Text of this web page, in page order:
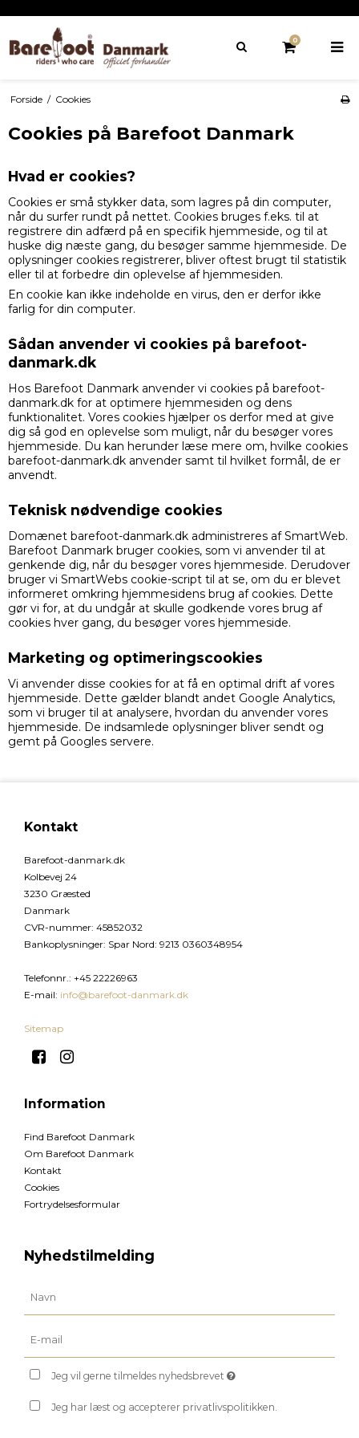
0
Forside / Cookies
Cookies på Barefoot Danmark
Hvad er cookies?
Cookies er små stykker data, som lagres på din computer,
når du surfer rundt på nettet. Cookies bruges f.eks. til at
registrere din adfærd på en specifik hjemmeside, og til at
huske dig næste gang, du besøger samme hjemmeside. De
oplysninger cookies registrerer, bliver oftest brugt til statistik
eller til at forbedre din oplevelse af hjemmesiden.
En cookie kan ikke indeholde en virus, den er derfor ikke
farlig for din computer.
Sådan anvender vi cookies på barefoot-
danmark.dk
Hos Barefoot Danmark anvender vi cookies på barefoot-
danmark.dk for at optimere hjemmesiden og dens
funktionalitet. Vores cookies hjælper os derfor med at give
dig så god en oplevelse som muligt, når du besøger vores
hjemmeside. Du kan herunder læse mere om, hvilke cookies
barefoot-danmark.dk anvender samt til hvilket formål, de er
anvendt.
Teknisk nødvendige cookies
Domænet barefoot-danmark.dk administreres af SmartWeb.
Barefoot Danmark bruger cookies, som vi anvender til at
genkende dig, når du besøger vores hjemmeside. Derudover
bruger vi SmartWebs cookie-script til at se, om du er blevet
informeret omkring hjemmesidens brug af cookies. Dette
gør vi for, at du undgår at skulle godkende vores brug af
cookies hver gang, du besøger vores hjemmeside.
Marketing og optimeringscookies
Vi anvender disse cookies for at få en optimal drift af vores
hjemmeside. Dette gælder blandt andet Google Analytics,
som vi bruger til at analysere, hvordan du anvender vores
hjemmeside. De indsamlede oplysninger bliver sendt og
gemt på Googles servere.
Kontakt
Barefoot-danmark.dk
Kolbevej 24
3230 Græsted
Danmark
CVR-nummer: 45852032
Bankoplysninger: Spar Nord: 9213 0360348954
Telefonnr. : +45 22226963
E-mail: info@barefoot-danmark.dk
Sitemap
Information
Find Barefoot Danmark
Om Barefoot Danmark
Kontakt
Cookies
Fortrydelsesformular
Nyhedstilmelding
Jeg vil gerne tilmeldes nyhedsbrevet
Jeg har læst og accepterer privatlivspolitikken.